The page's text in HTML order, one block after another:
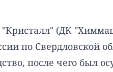
"Кристалл" (ДК
по Свердловской
после чего был